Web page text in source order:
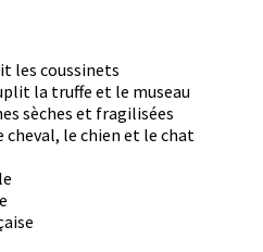
les coussinets
la truffe et le museau
sèches et fragilisées
cheval, le chien et le chat